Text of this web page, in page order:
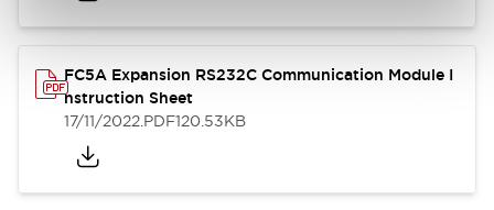
FC5A Expansion RS232C Communication Module I
nstruction Sheet
17/11/2022.PDF120.53KB